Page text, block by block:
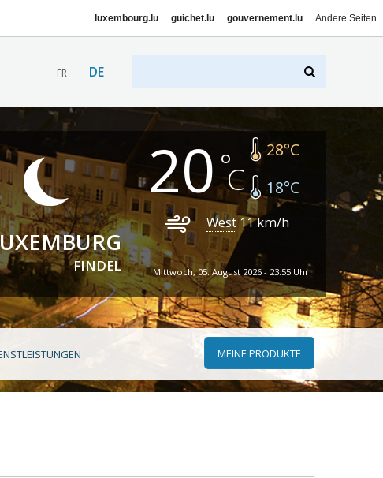
luxembourg.lu guichet.lu gouvernement.lu Andere Seiten
FR DE
FINDEL
20 28°C
18°C
West 11km/h
Mittwoch, 05. August 2026 - 23:55 Uhr
MEINE PRODUKTE